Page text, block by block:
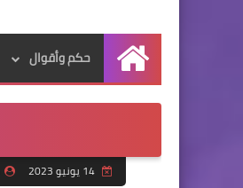
الرئيسية
حكم وأقوال
14 يونيو 2023